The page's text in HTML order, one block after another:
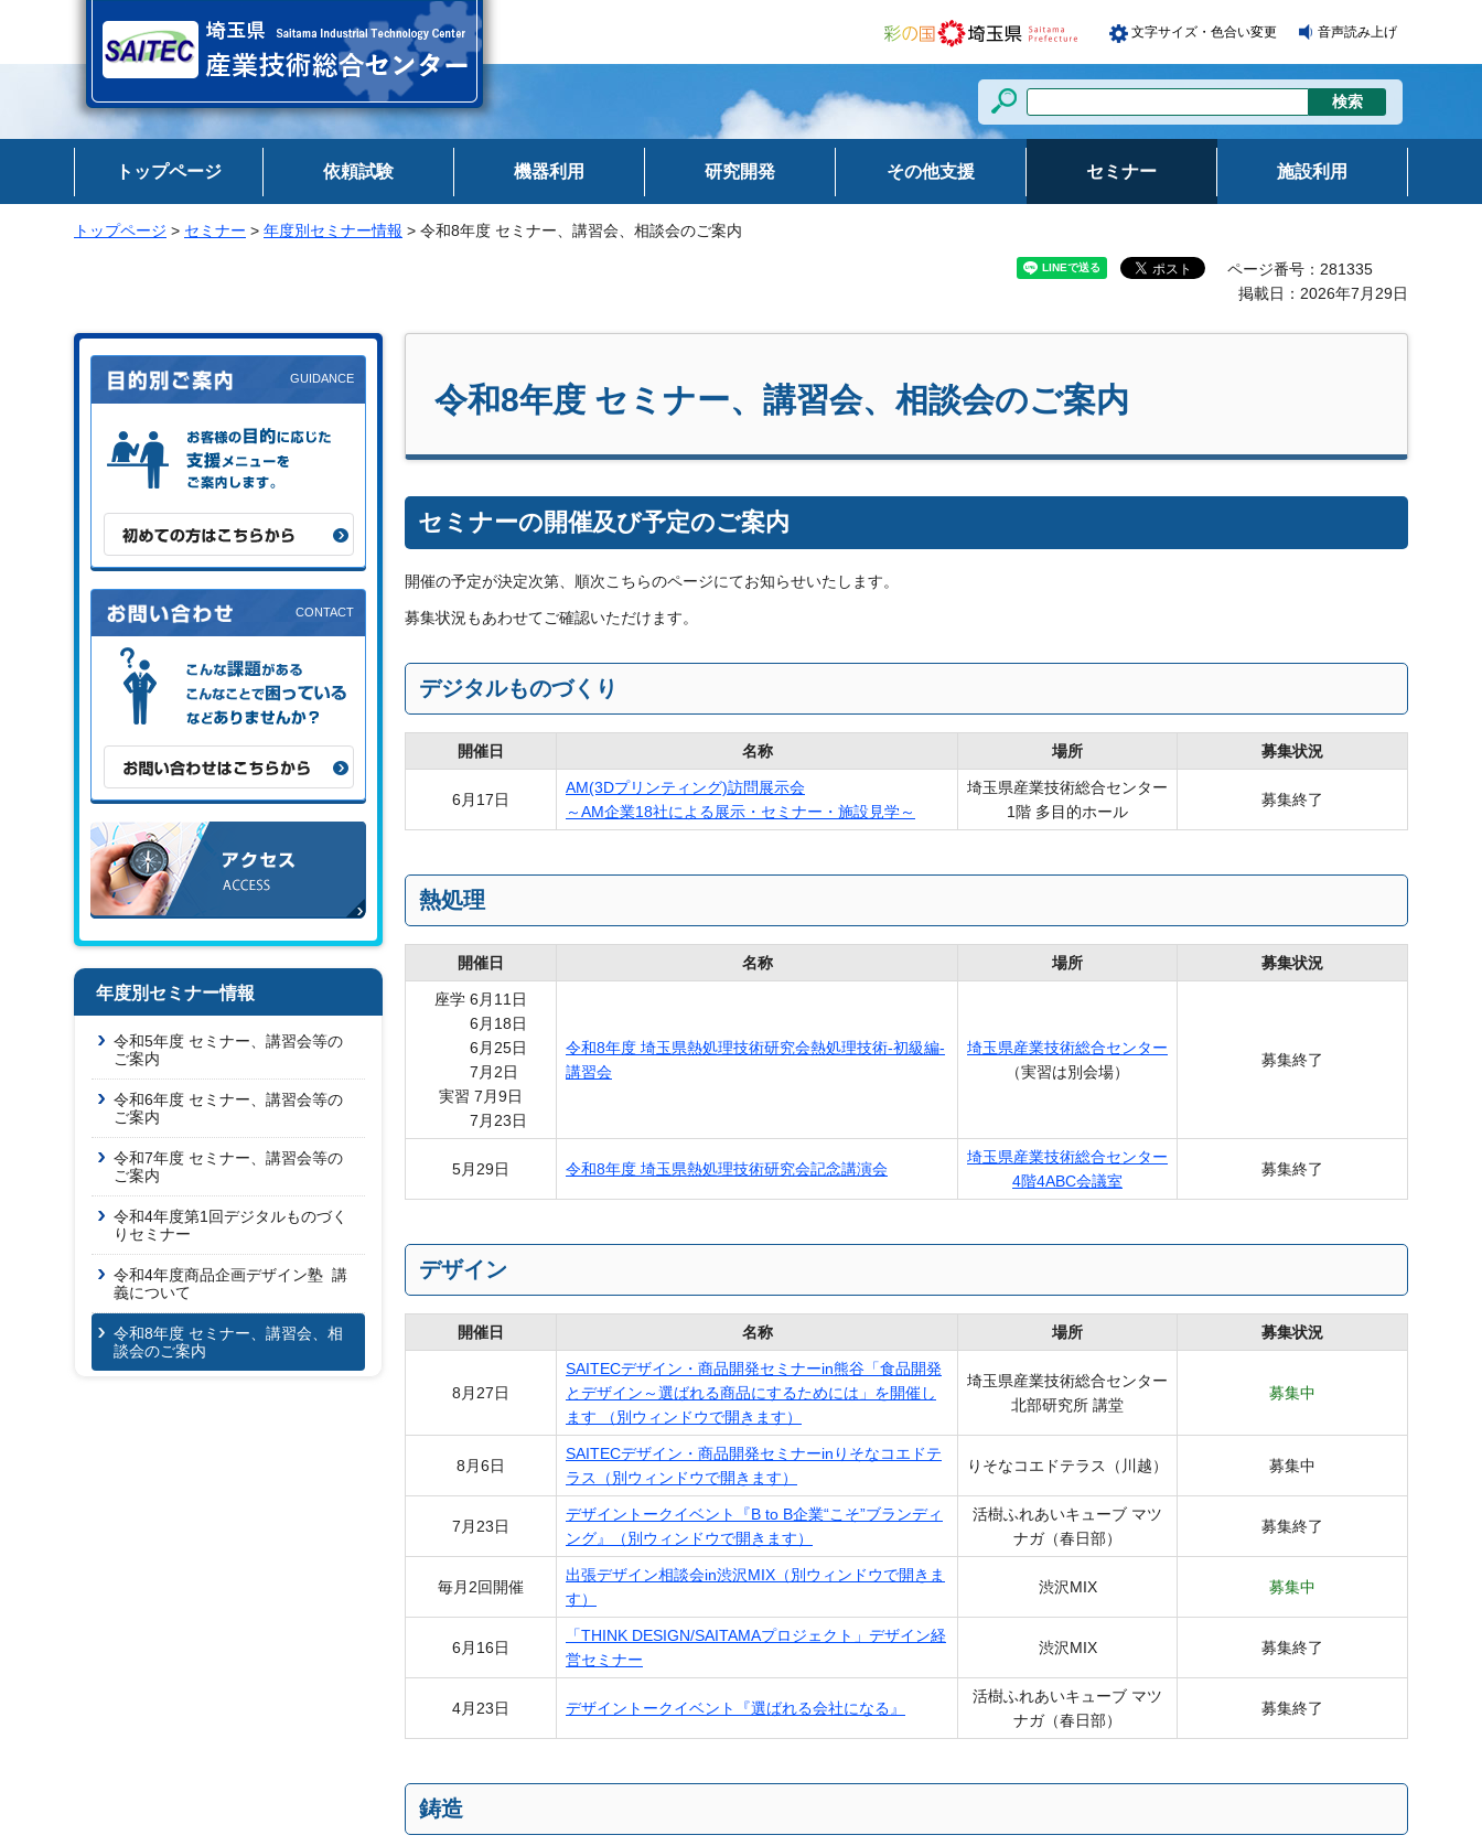
文字サイズ・色合い変更 音声読み上げ
トップページ 依頼試験 機器利用 研究開発 その他支援 セミナー 施設利用
トップページ > セミナー > 年度別セミナー情報 > 令和8年度 セミナー、講習会、相談会のご案内
ページ番号：281335
掲載日：2026年7月29日
お客様の目的に応じた支援メニュー
をご案内します。
初めての方はこちらから
こんな課題がある、こんなことで困
っている、などありませんか？
お問い合わせはこちらから
アクセス
年度別セミナー情報
令和5年度 セミナー、講習会等の
ご案内
令和6年度 セミナー、講習会等の
ご案内
令和7年度 セミナー、講習会等の
ご案内
令和4年度第1回デジタルものづく
りセミナー
令和4年度商品企画デザイン塾 講
義について
令和8年度 セミナー、講習会、相
談会のご案内
令和8年度 セミナー、講習会、相談会のご案内
セミナーの開催及び予定のご案内
開催の予定が決定次第、順次こちらのページにてお知らせいたします。
募集状況もあわせてご確認いただけます。
デジタルものづくり
開催日 名称 場所 募集状況
6月17日
AM(3Dプリンティング)訪問展示会
～AM企業18社による展示・セミナー・施設見学～
埼玉県産業技術総合センター
1階 多目的ホール
募集終了
熱処理
開催日 名称 場所 募集状況
座学 6月11日
6月18日
6月25日
7月2日
実習 7月9日
7月23日
令和8年度 埼玉県熱処理技術研究会熱処理技術-初級編-
講習会
埼玉県産業技術総合センター
（実習は別会場）
募集終了
5月29日 令和8年度 埼玉県熱処理技術研究会記念講演会
埼玉県産業技術総合センター
4階4ABC会議室
募集終了
デザイン
開催日 名称 場所 募集状況
8月27日
SAITECデザイン・商品開発セミナーin熊谷「食品開発
とデザイン～選ばれる商品にするためには」を開催し
ます （別ウィンドウで開きます）
埼玉県産業技術総合センター
北部研究所 講堂
募集中
8月6日
SAITECデザイン・商品開発セミナーinりそなコエドテ
ラス（別ウィンドウで開きます）
りそなコエドテラス（川越） 募集中
7月23日
デザイントークイベント『B to B企業“こそ”ブランディ
ング』（別ウィンドウで開きます）
活樹ふれあいキューブ マツ
ナガ（春日部）
募集終了
毎月2回開催
出張デザイン相談会in渋沢MIX（別ウィンドウで開きま
す）
渋沢MIX 募集中
6月16日
「THINK DESIGN/SAITAMAプロジェクト」デザイン経
営セミナー
渋沢MIX 募集終了
4月23日 デザイントークイベント『選ばれる会社になる』
活樹ふれあいキューブ マツ
ナガ（春日部）
募集終了
鋳造